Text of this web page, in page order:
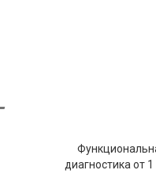
диагностика от 1